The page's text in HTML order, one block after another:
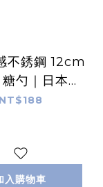
不銹鋼 12cm
勺｜日本燕
Tsubame-
NT$188
入購物車